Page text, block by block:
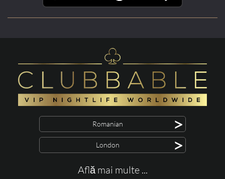
Romanian >
London >
Află mai multe ...